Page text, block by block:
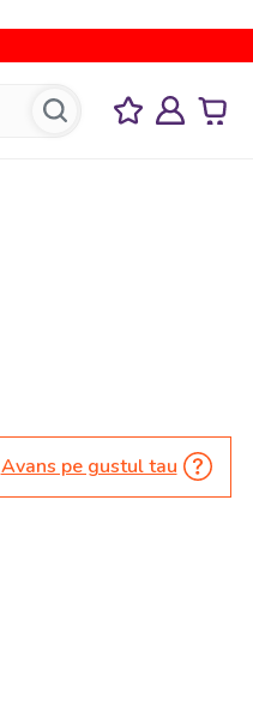
Avans pe gustul tau